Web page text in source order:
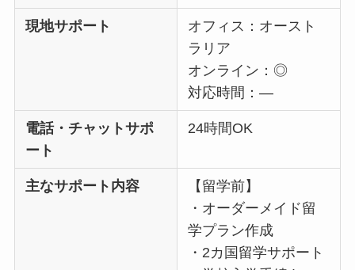
現地サポート
オフィス：オースト
ラリア
オンライン：◎
対応時間：―
電話・チャットサポ
ート
24時間OK
主なサポート内容
【留学前】
・オーダーメイド留
学プラン作成
・2カ国留学サポート